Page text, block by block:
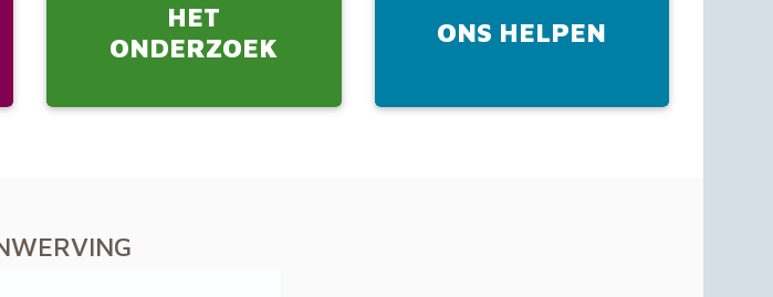
HET
ONDERZOEK
ONS HELPEN